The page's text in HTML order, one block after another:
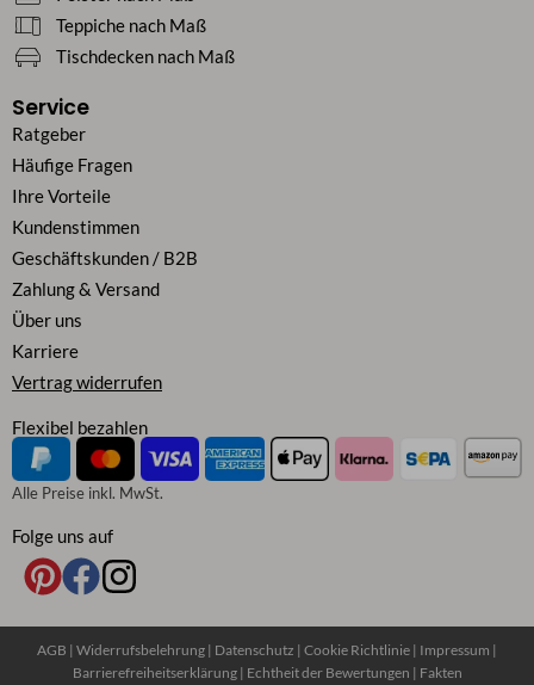
Teppiche nach Maß
Tischdecken nach Maß
Service
Ratgeber
Häufige Fragen
Ihre Vorteile
Kundenstimmen
Geschäftskunden / B2B
Zahlung & Versand
Über uns
Karriere
Vertrag widerrufen
Flexibel bezahlen
Alle Preise inkl. MwSt.
Folge uns auf
AGB | Widerrufsbelehrung | Datenschutz | Cookie Richtlinie | Impressum |
Barrierefreiheitserklärung| Echtheit der Bewertungen | Fakten